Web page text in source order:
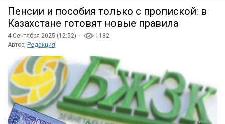
Пенсии и пособия только с пропиской: в
Казахстане готовят новые правила
4 Сентября 2025 (12:52) ·
1182
Автор: Редакция